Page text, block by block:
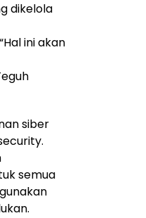
dikelola
ini akan
siber
semua